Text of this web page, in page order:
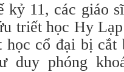
kỷ 11, các giáo
triết học Hy
học cổ đại bị cắt
duy phóng